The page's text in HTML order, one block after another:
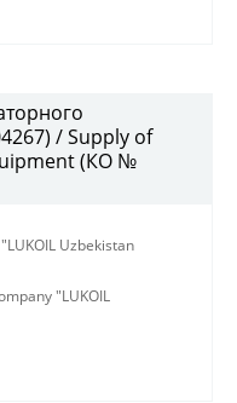
/ Supply of
(КО №
Uzbekistan
"LUKOIL